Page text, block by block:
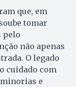
que, em
tomar
pelo
não apenas
O legado
cuidado com
e